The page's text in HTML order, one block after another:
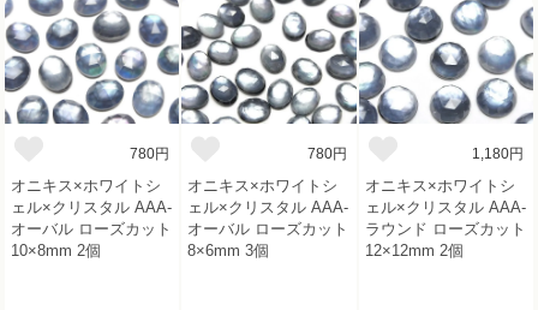
780円
オニキス×ホワイトシ
ェル×クリスタル AAA-
オーバル ローズカット
10×8mm 2個
780円
オニキス×ホワイトシ
ェル×クリスタル AAA-
オーバル ローズカット
8×6mm 3個
1,180円
オニキス×ホワイトシ
ェル×クリスタル AAA-
ラウンド ローズカット
12×12mm 2個